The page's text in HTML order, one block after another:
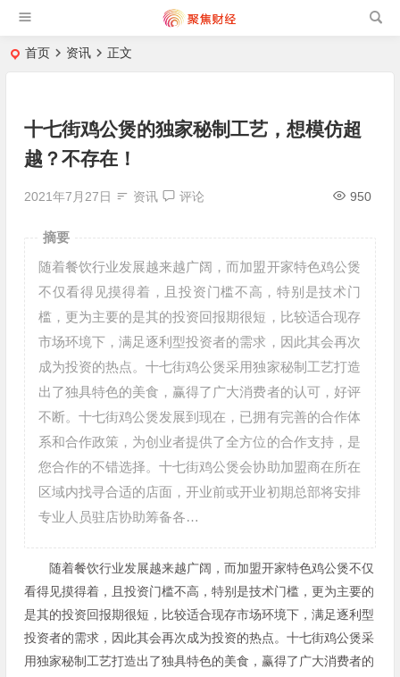
首页 资讯 正文
十七街鸡公煲的独家秘制工艺，想模仿超
越？不存在！
2021年7月27日 资讯 评论 950
摘要
随着餐饮行业发展越来越广阔，而加盟开家特色鸡公煲
不仅看得见摸得着，且投资门槛不高，特别是技术门
槛，更为主要的是其的投资回报期很短，比较适合现存
市场环境下，满足逐利型投资者的需求，因此其会再次
成为投资的热点。十七街鸡公煲采用独家秘制工艺打造
出了独具特色的美食，赢得了广大消费者的认可，好评
不断。十七街鸡公煲发展到现在，已拥有完善的合作体
系和合作政策，为创业者提供了全方位的合作支持，是
您合作的不错选择。十七街鸡公煲会协助加盟商在所在
区域内找寻合适的店面，开业前或开业初期总部将安排
专业人员驻店协助筹备各…
随着餐饮行业发展越来越广阔，而加盟开家特色鸡公煲不仅
看得见摸得着，且投资门槛不高，特别是技术门槛，更为主要的
是其的投资回报期很短，比较适合现存市场环境下，满足逐利型
投资者的需求，因此其会再次成为投资的热点。十七街鸡公煲采
用独家秘制工艺打造出了独具特色的美食，赢得了广大消费者的